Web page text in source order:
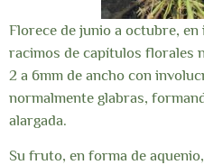
Florece de junio a octubre,
racimos de capítulos florales
2 a 6mm de ancho con
normalmente glabras,
alargada.
Su fruto, en forma de